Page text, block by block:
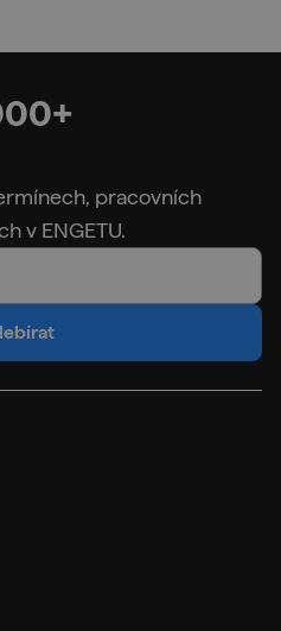
pracovních
v ENGETU.